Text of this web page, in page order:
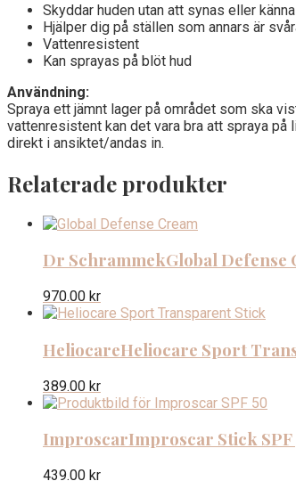
Skyddar huden utan att synas eller
Hjälper dig på ställen som annars är
Vattenresistent
Kan sprayas på blöt hud
Användning:
Spraya ett jämnt lager på området som ska
vattenresistent kan det vara bra att spraya
direkt i ansiktet/andas in.
Relaterade produkter
Dr SchrammekGlobal Defense
970.00 kr
HeliocareHeliocare Sport
389.00 kr
ImproscarImproscar Stick SPF
439.00 kr